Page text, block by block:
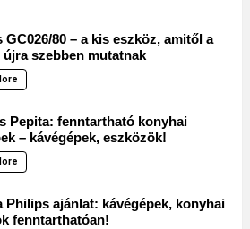
GC026/80 – a kis eszköz, amitől a
újra szebben mutatnak
Pepita: fenntartható konyhai
– kávégépek, eszközök!
Philips ajánlat: kávégépek, konyhai
fenntarthatóan!